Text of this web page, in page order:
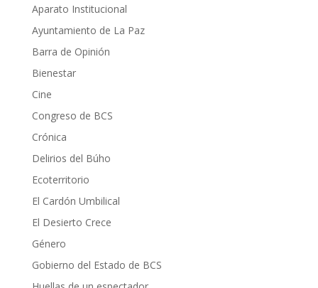
Aparato Institucional
Ayuntamiento de La Paz
Barra de Opinión
Bienestar
Cine
Congreso de BCS
Crónica
Delirios del Búho
Ecoterritorio
El Cardón Umbilical
El Desierto Crece
Género
Gobierno del Estado de BCS